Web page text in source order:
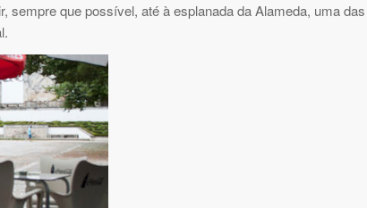
sempre que possível, até à esplanada da Alameda, uma das